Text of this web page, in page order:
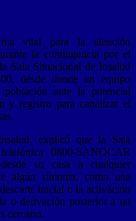
vital para la atención
la contingencia por el
Sala Situacional de Insalud
desde donde un equipo
ante la potencial
y registro para canalizar el
explicó que la Sala
0800-SANOCAR
su casa a cualquier
algún síntoma, como una
inicial o la activación
o derivación posterior a un
cercano.